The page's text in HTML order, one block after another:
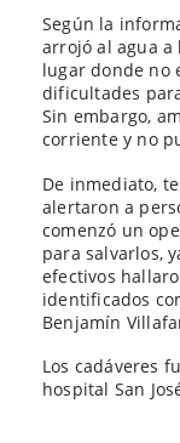
Según la
arrojó al agua a
lugar donde no
dificultades
Sin embargo,
corriente y no
De inmediato,
alertaron a
comenzó un
para salvarlos,
efectivos
identificados
Benjamín
Los cadáveres
hospital San